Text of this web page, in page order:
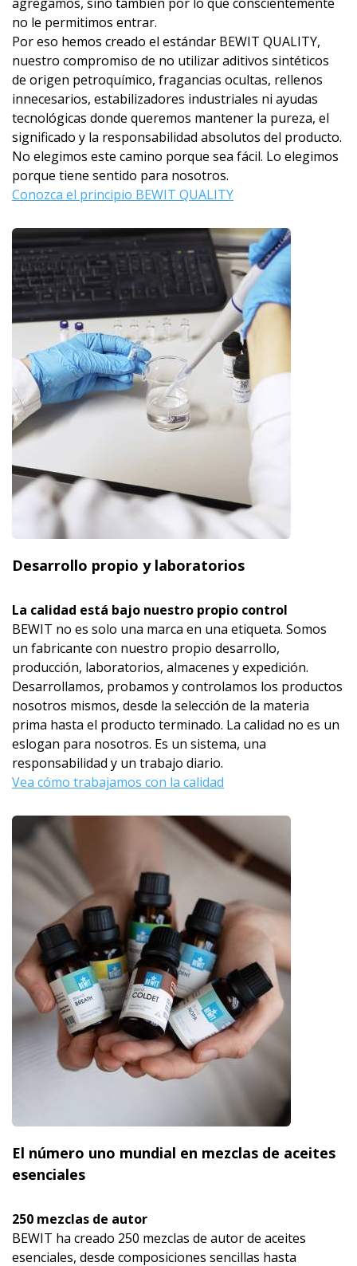
no le permitimos entrar.
Por eso hemos creado el estándar BEWIT QUALITY,
nuestro compromiso de no utilizar aditivos sintéticos
de origen petroquímico, fragancias ocultas, rellenos
innecesarios, estabilizadores industriales ni ayudas
tecnológicas donde queremos mantener la pureza, el
significado y la responsabilidad absolutos del producto.
No elegimos este camino porque sea fácil. Lo elegimos
porque tiene sentido para nosotros.
Conozca el principio BEWIT QUALITY
Desarrollo propio y laboratorios
La calidad está bajo nuestro propio control
BEWIT no es solo una marca en una etiqueta. Somos
un fabricante con nuestro propio desarrollo,
producción, laboratorios, almacenes y expedición.
Desarrollamos, probamos y controlamos los productos
nosotros mismos, desde la selección de la materia
prima hasta el producto terminado. La calidad no es un
eslogan para nosotros. Es un sistema, una
responsabilidad y un trabajo diario.
Vea cómo trabajamos con la calidad
El número uno mundial en mezclas de aceites
esenciales
250 mezclas de autor
BEWIT ha creado 250 mezclas de autor de aceites
esenciales, desde composiciones sencillas hasta